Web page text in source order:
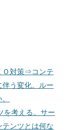
Ｏ対策⇒コンテ
う変化。ルー